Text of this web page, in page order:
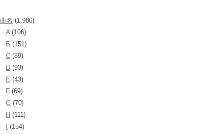
シ
ョ
曲名 (1,986)
A(106)
B (151)
C (89)
D (93)
E (43)
F (69)
G (70)
H (111)
(154)